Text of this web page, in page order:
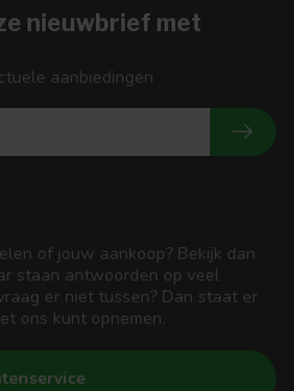
of jouw aankoop? Bekijk dan
staan antwoorden op veel
er niet tussen? Dan staat er
ons kunt opnemen.
nieuwbrief met
aanbiedingen